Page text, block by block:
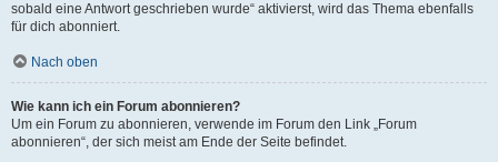
sobald eine Antwort geschrieben wurde“ aktivierst, wird das Thema ebenfalls
für dich abonniert.
Nach oben
Wie kann ich ein Forum abonnieren?
Um ein Forum zu abonnieren, verwende im Forum den Link „Forum
abonnieren“, der sich meist am Ende der Seite befindet.